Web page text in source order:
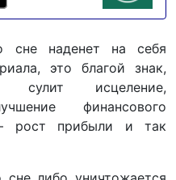
сне наденет на себя
это благой знак,
сулит исцеление,
финансового
рост прибыли и так